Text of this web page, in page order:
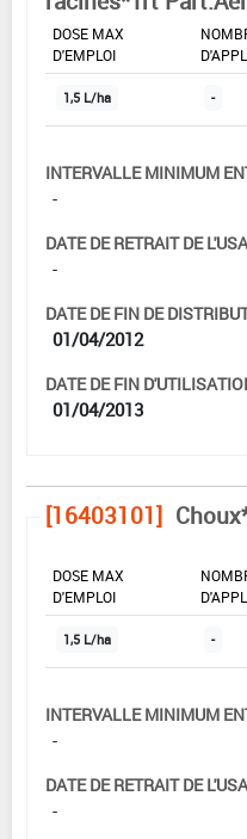
DOSE MAX
D'EMPLOI
1,5 L/ha -
INTERVALLE MINIMUM
-
DATE DE RETRAIT DE
-
DATE DE FIN DE
01/04/2012
DATE DE FIN
01/04/2013
[16403101]
DOSE MAX
D'EMPLOI
1,5 L/ha -
INTERVALLE MINIMUM
-
DATE DE RETRAIT DE
-